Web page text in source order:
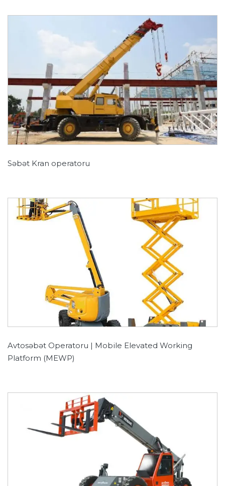
Səbət Kran operatoru
Avtosəbət Operatoru | Mobile Elevated Working
Platform (MEWP)